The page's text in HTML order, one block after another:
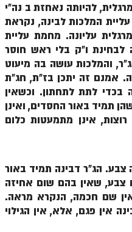
להיותה נאחזת ב נה"י
המלכות לבינה, נקראת
עליונה. מחמת עליית
לבחינת ו"ק בלי ראש חוסר
והמלכות עושה בה מיעוט
אמנם זה יתכן בז"ת, חג"ת
בכדי לתת לתחתון. וכשאין
תמיד באור החסדים, ואינן
אינן מתמעטות כלום
צבע. הג"ר דבינה תמיד באור
צבע, שאין בהם שום אחיזה
אין שם חכמה, הנקרא מראה.
אין פגם, אלא, אין הגילוי